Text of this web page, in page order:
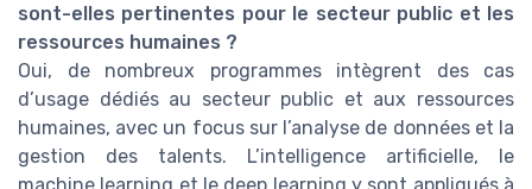
sont-elles pertinentes pour le secteur public et les
ressources humaines ?
Oui, de nombreux programmes intègrent des cas
d’usage dédiés au secteur public et aux ressources
humaines, avec un focus sur l’analyse de données et la
gestion des talents. L’intelligence artificielle, le